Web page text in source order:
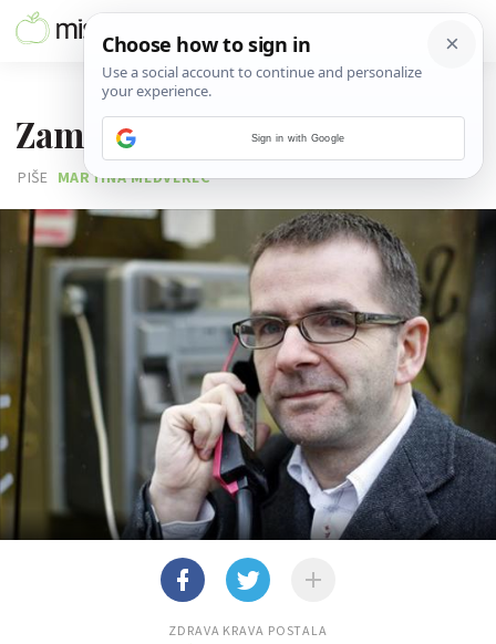
Zamisli život bez mobitela...
PIŠE MARTINA MEDVEREC
ZDRAVA KRAVA POSTALA
Sign in with Google